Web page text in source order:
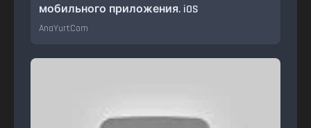
мобильного приложения. iOS
AnaYurtCom